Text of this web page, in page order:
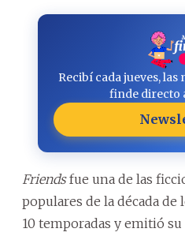
Recibí cada jueves,
finde directo
Friendsfue una de las
populares de la década de
10 temporadas y emitió